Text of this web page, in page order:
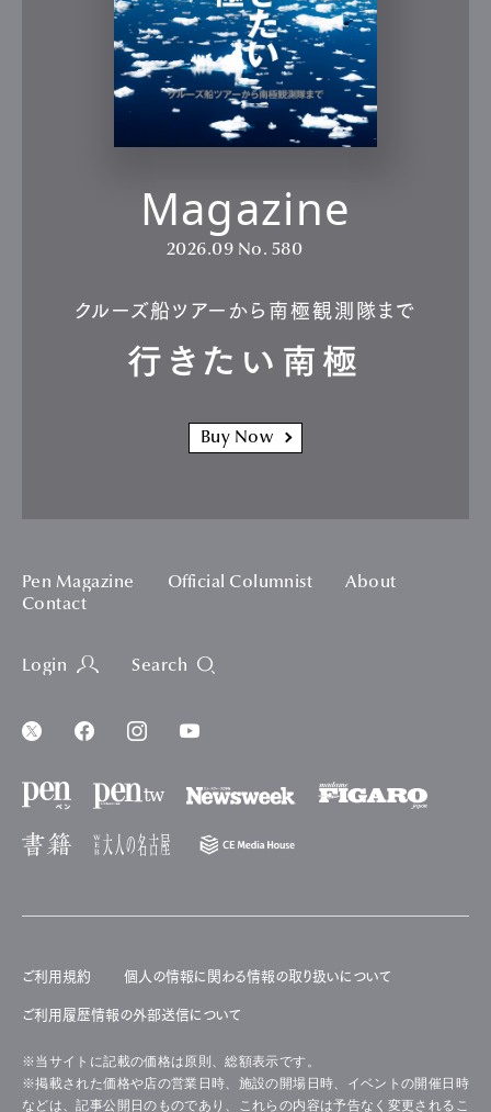
Magazine
2026.09 No. 580
クルーズ船ツアーから南極観測隊まで
行きたい南極
Buy Now
Pen Magazine Official Columnist
About
Contact
Login Search
ご利用規約 個人の情報に関わる情報の取り扱いについて
ご利用履歴情報の外部送信について
※当サイトに記載の価格は原則、総額表示です。
※掲載された価格や店の営業日時、施設の開場日時、イベントの開催日時
などは、記事公開日のものであり、これらの内容は予告なく変更されるこ